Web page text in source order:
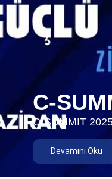
C-
C-SUMMIT
Devamını Oku